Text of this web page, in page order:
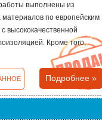
выполнены из
материалов по европейским
высококачественной
Кроме того,
Подробнее »